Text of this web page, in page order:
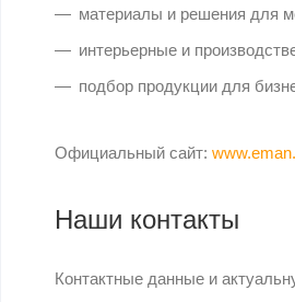
материалы и решения для
интерьерные и
подбор продукции для
Официальный сайт:
Наши контакты
Контактные данные и